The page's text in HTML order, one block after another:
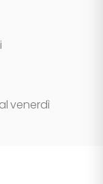
venerdì